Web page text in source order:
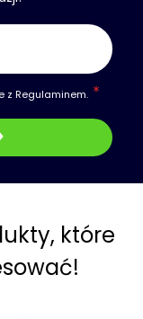
z Regulaminem.
które